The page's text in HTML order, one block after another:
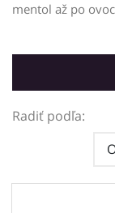
mentol až po
Radiť podľa: